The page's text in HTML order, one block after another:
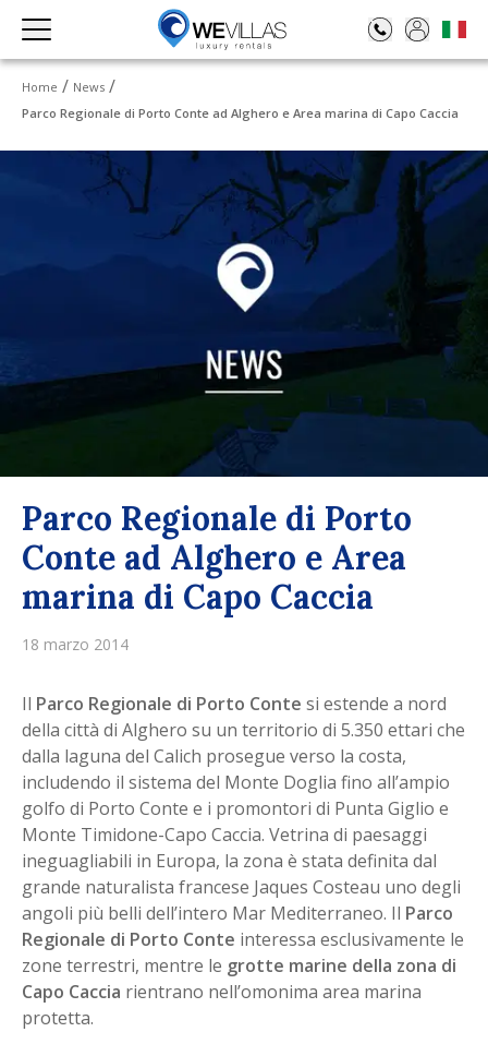
Home
News
Parco Regionale di Porto Conte ad Alghero e Area marina di Capo Caccia
Parco Regionale di Porto
Conte ad Alghero e Area
marina di Capo Caccia
18 marzo 2014
Il Parco Regionale di Porto Conte si estende a nord
della città di Alghero su un territorio di 5.350 ettari che
dalla laguna del Calich prosegue verso la costa,
includendo il sistema del Monte Doglia fino all’ampio
golfo di Porto Conte e i promontori di Punta Giglio e
Monte Timidone-Capo Caccia. Vetrina di paesaggi
ineguagliabili in Europa, la zona è stata definita dal
grande naturalista francese Jaques Costeau uno degli
angoli più belli dell’intero Mar Mediterraneo. Il Parco
Regionale di Porto Conte interessa esclusivamente le
zone terrestri, mentre le grotte marine della zona di
Capo Caccia rientrano nell’omonima area marina
protetta.